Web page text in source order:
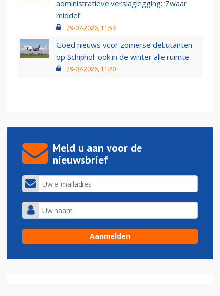
administratieve verslaglegging: ‘Zwaar
middel’
29-07-2026, 11:54
Goed nieuws voor zomerse debutanten
op Schiphol: ook in de winter alle ruimte
29-07-2026, 11:20
Meld u aan voor de
nieuwsbrief